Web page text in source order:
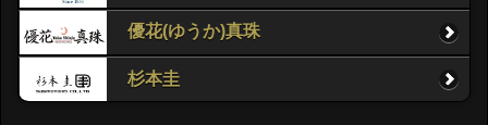
優花(ゆうか)真珠
杉本圭